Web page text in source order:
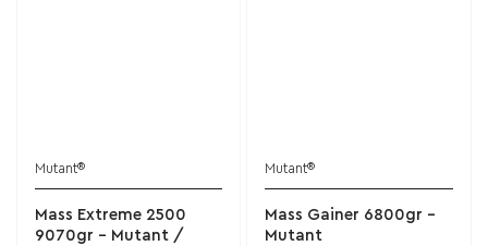
Mutant®
Mass Extreme 2500
9070gr - Mutant /
Mutant®
Mass Gainer 6800gr -
Mutant